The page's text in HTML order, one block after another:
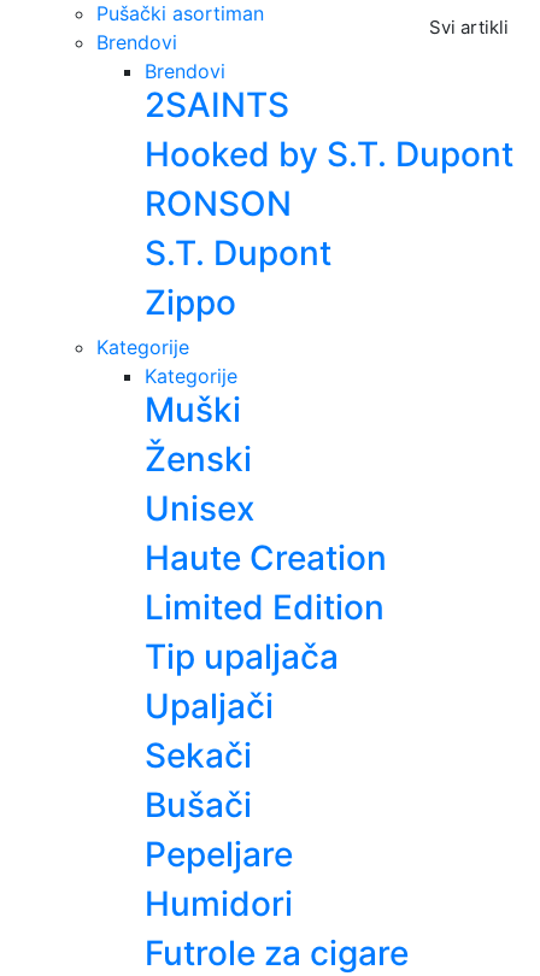
Svi artikli
Pušački asortiman
Brendovi
Brendovi
2SAINTS
Hooked by S.T. Dupont
RONSON
S.T. Dupont
Zippo
Kategorije
Kategorije
Muški
Ženski
Unisex
Haute Creation
Limited Edition
Tip upaljača
Upaljači
Sekači
Bušači
Pepeljare
Humidori
Futrole za cigare